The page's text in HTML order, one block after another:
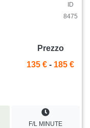
ID
8475
Prezzo
135 € - 185 €
F/L MINUTE